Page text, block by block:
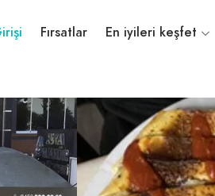
Fırsatlar En iyileri keşfet